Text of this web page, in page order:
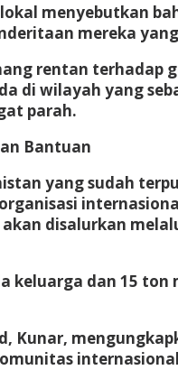
menyebutkan
mereka
rentan terhadap
di wilayah yang
parah.
Bantuan
yang sudah
disalurkan
keluarga dan 15
Kunar,